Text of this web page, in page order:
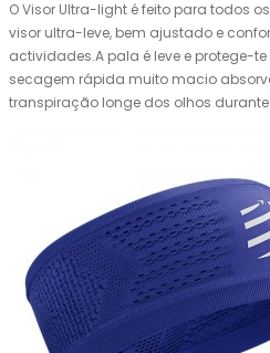
O Visor Ultra-light é feito para todos
visor ultra-leve, bem ajustado e
actividades.A pala é leve e protege-
secagem rápida muito macio
transpiração longe dos olhos durante